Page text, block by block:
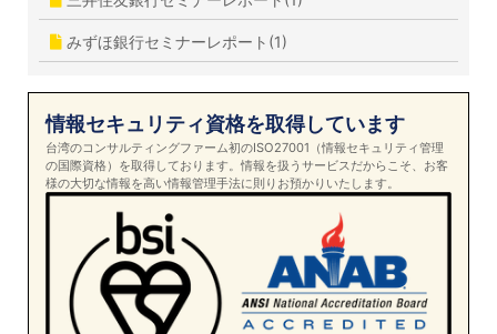
みずほ銀行セミナーレポート(1)
情報セキュリティ資格を取得しています
台湾のコンサルティングファーム初のISO27001（情報セキュリティ管理
の国際資格）を取得しております。情報を扱うサービスだからこそ、お客
様の大切な情報を高い情報管理手法に則りお預かりいたします。